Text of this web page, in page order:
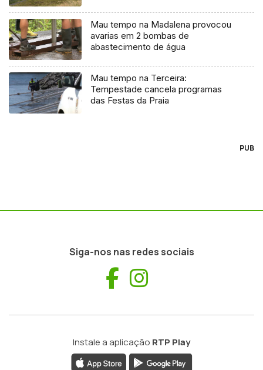
Mau tempo na Madalena provocou
avarias em 2 bombas de
abastecimento de água
Mau tempo na Terceira:
Tempestade cancela programas
das Festas da Praia
PUB
Siga-nos nas redes sociais
Facebook
Instale a aplicação RTP Play